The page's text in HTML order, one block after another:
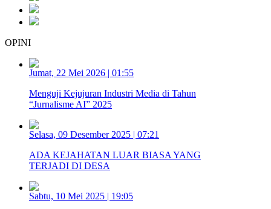
OPINI
Jumat, 22 Mei 2026 | 01:55
Menguji Kejujuran Industri Media di Tahun
“Jurnalisme AI” 2025
Selasa, 09 Desember 2025 | 07:21
ADA KEJAHATAN LUAR BIASA YANG
TERJADI DI DESA
Sabtu, 10 Mei 2025 | 19:05